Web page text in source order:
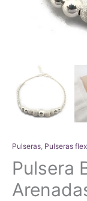
Pulseras, Pulseras
Pulsera